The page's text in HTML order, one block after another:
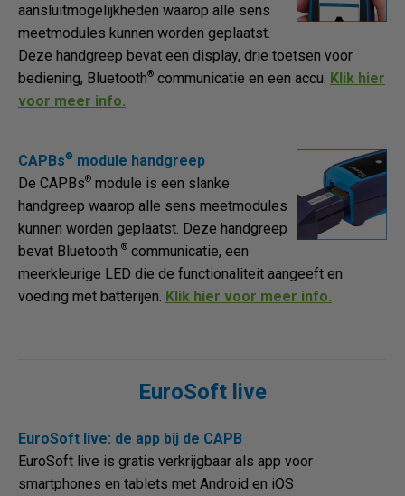
aansluitmogelijkheden waarop alle sens
meetmodules kunnen worden geplaatst.
Deze handgreep bevat een display, drie toetsen voor
bediening, Bluetooth® communicatie en een accu. Klik hier
voor meer info.
CAPBs® module handgreep
De CAPBs® module is een slanke
handgreep waarop alle sens meetmodules
kunnen worden geplaatst. Deze handgreep
bevat Bluetooth ® communicatie, een
meerkleurige LED die de functionaliteit aangeeft en
voeding met batterijen. Klik hier voor meer info.
EuroSoft live
EuroSoft live: de app bij de CAPB
EuroSoft live is gratis verkrijgbaar als app voor
smartphones en tablets met Android en iOS